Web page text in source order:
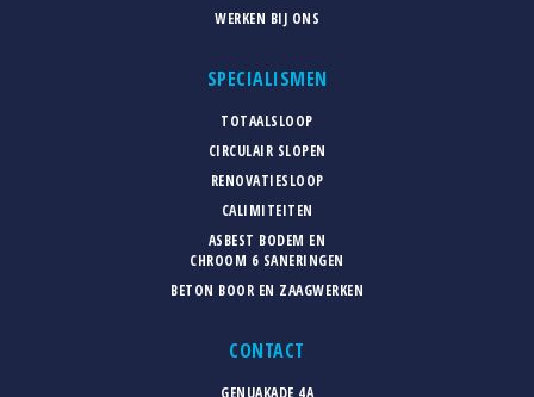
WERKEN BIJ ONS
SPECIALISMEN
TOTAALSLOOP
CIRCULAIR SLOPEN
RENOVATIESLOOP
CALIMITEITEN
ASBEST BODEM EN
CHROOM 6 SANERINGEN
BETON BOOR EN ZAAGWERKEN
CONTACT
GENUAKADE 4A